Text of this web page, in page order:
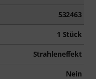
532463
1 Stück
Strahleneffekt
Nein